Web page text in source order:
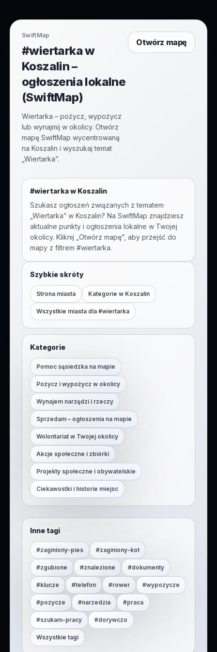
SwiftMap
#wiertarka w
Koszalin –
ogłoszenia lokalne
(SwiftMap)
Wiertarka – pożycz, wypożycz
lub wynajmij w okolicy. Otwórz
mapę SwiftMap wycentrowaną
na Koszalin i wyszukaj temat
„Wiertarka”.
Otwórz mapę
#wiertarkaw Koszalin
Szukasz ogłoszeń związanych z tematem
Wiertarka” w Koszalin? Na SwiftMap znajdziesz
aktualne punkty i ogłoszenia lokalne w Twojej
okolicy. Kliknij „Otwórz mapę”, aby przejść do
mapy z filtrem #wiertarka.
Szybkie skróty
Strona miasta Kategorie w Koszalin
Wszystkie miasta dla #wiertarka
Kategorie
Pomoc sąsiedzka na mapie
Pożycz i wypożycz w okolicy
Wynajem narzędzi i rzeczy
Sprzedam – ogłoszenia na mapie
Wolontariat w Twojej okolicy
Akcje społeczne i zbiórki
Projekty społeczne i obywatelskie
Ciekawostki i historie miejsc
Inne tagi
#zaginiony-pies #zaginiony-kot
#zgubione #znalezione #dokumenty
#klucze #telefon #rower #wypozycze
#pozycze #narzedzia #praca
#szukam-pracy #dorywczo
Wszystkie tagi